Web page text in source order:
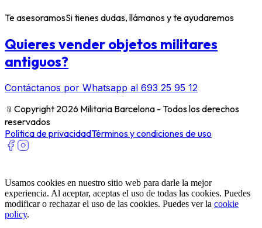
Te asesoramosSi tienes dudas, llámanos y te ayudaremos
Quieres vender objetos militares
antiguos?
Contáctanos por Whatsapp al 693 25 95 12
﹫ Copyright 2026 Militaria Barcelona - Todos los derechos
reservados
Política de privacidadTérminos y condiciones de uso
Usamos cookies en nuestro sitio web para darle la mejor
experiencia. Al aceptar, aceptas el uso de todas las cookies. Puedes
modificar o rechazar el uso de las cookies. Puedes ver la cookie
policy.